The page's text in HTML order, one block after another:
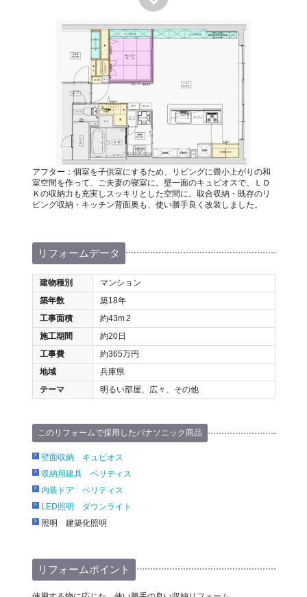
アフター：個室を子供室にするため、リビングに畳小上がりの和
室空間を作って、ご夫妻の寝室に。壁一面のキュビオスで、ＬＤ
Ｋの収納力も充実しスッキリとした空間に。取合収納・既存のリ
ビング収納・キッチン背面奥も、使い勝手良く改装しました。
リフォームデータ
建物種別
マンション
築年数
築18年
工事面積
約43m2
施工期間
約20日
工事費
約365万円
地域
兵庫県
テーマ
明るい部屋、広々、その他
このリフォームで採用したパナソニック商品
壁面収納 キュビオス
収納用建具 ベリティス
内装ドア ベリティス
LED照明 ダウンライト
照明 建築化照明
リフォームポイント